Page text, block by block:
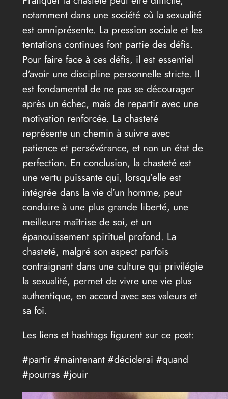
notamment dans une société où la sexualité
est omniprésente. La pression sociale et les
tentations continues font partie des défis.
Pour faire face à ces défis, il est essentiel
d’avoir une discipline personnelle stricte. Il
est fondamental de ne pas se décourager
après un échec, mais de repartir avec une
motivation renforcée. La chasteté
représente un chemin à suivre avec
patience et persévérance, et non un état de
perfection. En conclusion, la chasteté est
une vertu puissante qui, lorsqu’elle est
intégrée dans la vie d’un homme, peut
conduire à une plus grande liberté, une
meilleure maîtrise de soi, et un
épanouissement spirituel profond. La
chasteté, malgré son aspect parfois
contraignant dans une culture qui privilégie
la sexualité, permet de vivre une vie plus
authentique, en accord avec ses valeurs et
sa foi.
Les liens et hashtags figurent sur ce post:
#partir #maintenant #déciderai #quand
#pourras #jouir